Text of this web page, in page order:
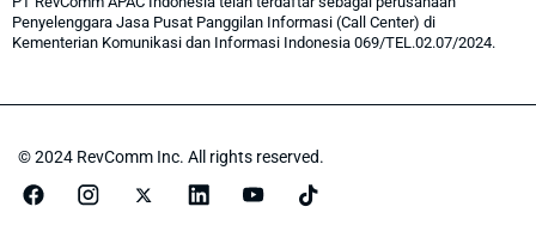
Penyelenggara Jasa Pusat Panggilan Informasi (Call Center) di
Kementerian Komunikasi dan Informasi Indonesia 069/TEL.02.07/2024.
© 2024 RevComm Inc. All rights reserved.